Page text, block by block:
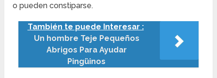
o pueden constiparse.
También te puede Interesar :
Un hombre Teje Pequeños
Abrigos Para Ayudar
Pingüinos